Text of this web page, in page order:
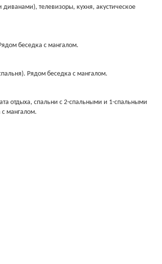
телевизоры, кухня, акустическое
беседка с мангалом.
Рядом беседка с мангалом.
отдыха, спальни с 2-спальными и 1-спальными
мангалом.